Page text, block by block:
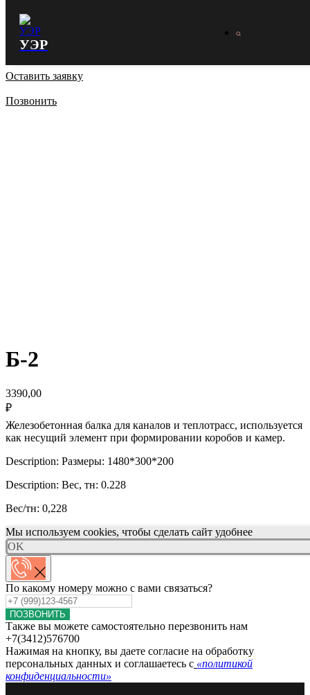
УЭР
Оставить заявку
Позвонить
Б-2
3390,00
₽
Железобетонная балка для каналов и теплотрасс, используется
как несущий элемент при формировании коробов и камер.
Description: Размеры: 1480*300*200
Description: Вес, тн: 0.228
Вес/тн: 0,228
Мы используем cookies, чтобы сделать сайт удобнее
OK
По какому номеру можно с вами связаться?
ПОЗВОНИТЬ
Также вы можете самостоятельно перезвонить нам
+7(3412)576700
Нажимая на кнопку, вы даете согласие на обработку
персональных данных и соглашаетесь c «политикой
конфиденциальности»